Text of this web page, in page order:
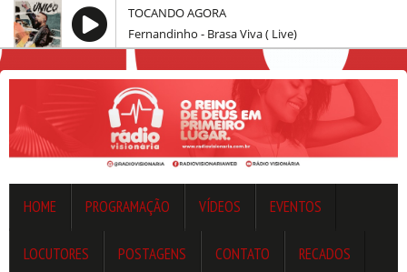
TOCANDO AGORA
Fernandinho - Brasa Viva ( Live)
HOME PROGRAMAÇÃO VÍDEOS EVENTOS
LOCUTORES POSTAGENS CONTATO RECADOS